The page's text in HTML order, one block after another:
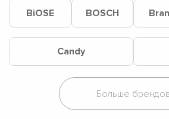
BiOSE BOSCH
Candy